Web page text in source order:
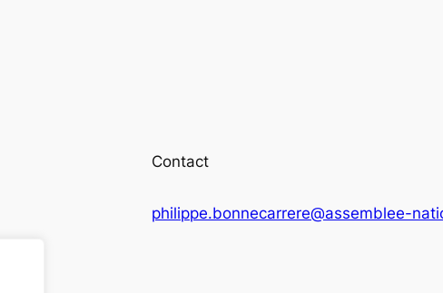
Contact
philippe.bonnecarrere@assemblee-